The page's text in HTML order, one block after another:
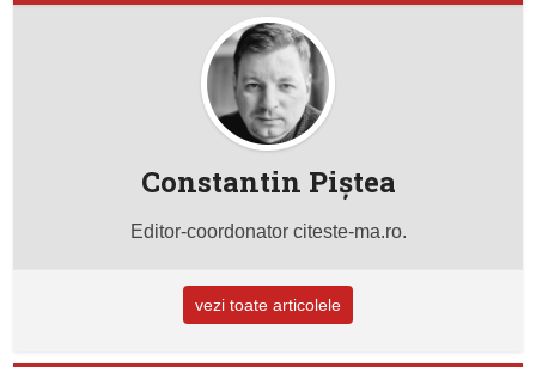
Constantin Piştea
Editor-coordonator citeste-ma.ro.
vezi toate articolele